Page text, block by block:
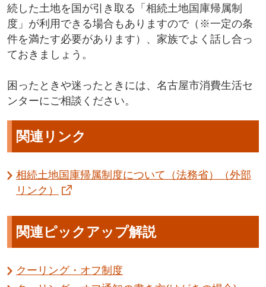
続した土地を国が引き取る「相続土地国庫帰属制
度」が利用できる場合もありますので（※一定の条
件を満たす必要があります）、家族でよく話し合っ
ておきましょう。
困ったときや迷ったときには、名古屋市消費生活セ
ンターにご相談ください。
関連リンク
相続土地国庫帰属制度について（法務省）（外部
リンク）
関連ピックアップ解説
クーリング・オフ制度